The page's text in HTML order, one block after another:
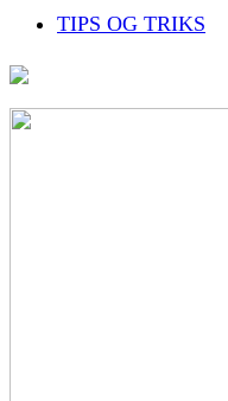
TIPS OG TRIKS